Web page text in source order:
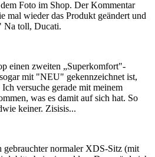
Foto im Shop. Der Kommentar
mal wieder das Produkt geändert und
Na toll, Ducati.
einen zweiten „Superkomfort"-
mit "NEU" gekennzeichnet ist,
versuche gerade mit meinem
was es damit auf sich hat. So
keiner. Zisisis...
gebrauchter normaler XDS-Sitz (mit